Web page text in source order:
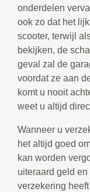
onderdelen
ook zo dat het
scooter, terwijl
bekijken, de
geval zal de
voordat ze aan
komt u nooit
weet u altijd
Wanneer u
het altijd goed
kan worden
uiteraard geld
verzekering